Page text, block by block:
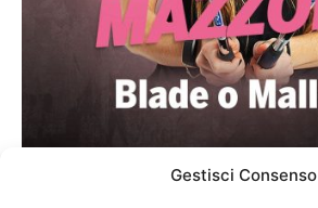
Gestisci Consenso